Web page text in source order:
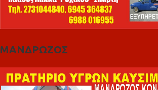
ΜΑΝΔΡΩΖΟΣ